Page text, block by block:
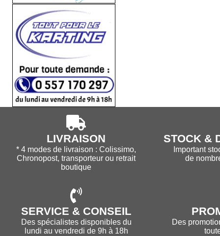
LIVRAISON
* 4 modes de livraison : Colissimo,
Chronopost, transporteur ou retrait
boutique
STOCK &
Important
de
SERVICE & CONSEIL
Des spécialistes disponibles du
lundi au vendredi de 9h à 18h
Des